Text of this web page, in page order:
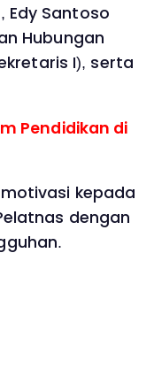
Edy Santoso
Hubungan
I), serta
Pendidikan di
kepada
dengan